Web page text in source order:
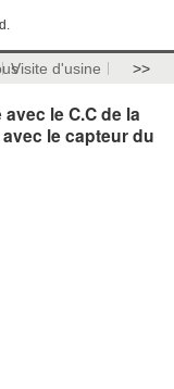
Visite d'usine >>
le C.C de la
le capteur du